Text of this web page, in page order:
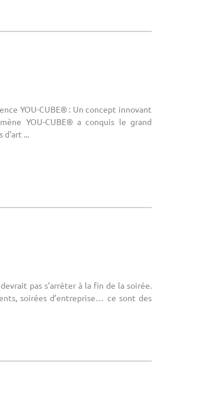
YOU-CUBE® : Un concept innovant
YOU-CUBE® a conquis le grand
d'art ...
pas s’arrêter à la fin de la soirée.
soirées d’entreprise… ce sont des